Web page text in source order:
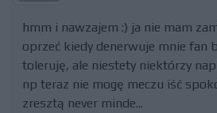
hmm i nawzajem :) ja nie mam
oprzeć kiedy denerwuje mnie fan
toleruję, ale niestety niektórzy
np teraz nie mogę meczu iść
zresztą never minde...